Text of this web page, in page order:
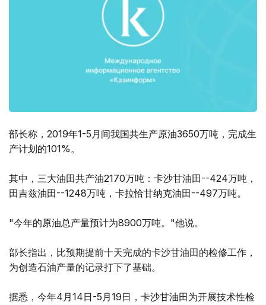
部长称，2019年1-5月间我国共生产原油3650万吨，完成生
产计划的101%。
其中，三大油田共产油2170万吨：卡沙甘油田--424万吨，
田吉兹油田--1248万吨，卡拉恰甘纳克油田--497万吨。
"今年的原油总产量预计为8900万吨。"他说。
部长指出，比预期提前十天完成的卡沙甘油田的检修工作，
为创造石油产量的记录打下了基础。
据悉，今年4月14日-5月19日，卡沙甘油田为开展技术性检